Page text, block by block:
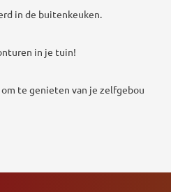
in de buitenkeuken.
in je tuin!
te genieten van je zelfgebou